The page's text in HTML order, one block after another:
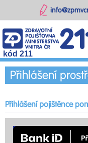
kód 211
Přihlášení
Přihlášení pojištěnce